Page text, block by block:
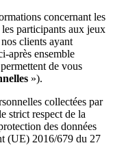
concernant les
les participants aux jeux
clients ayant
après ensemble
de vous
»).
collectées par
strict respect de la
des données
(UE) 2016/679 du 27